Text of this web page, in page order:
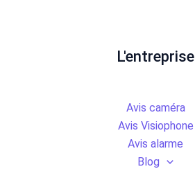
L'entreprise
Avis caméra
Avis Visiophone
Avis alarme
Blog